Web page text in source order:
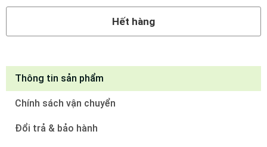
Hết hàng
Thông tin sản phẩm
Chính sách vận chuyển
Đổi trả & bảo hành